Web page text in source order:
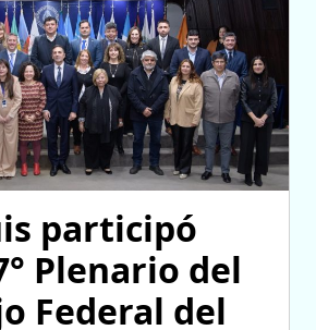
participó
Plenario del
Federal del